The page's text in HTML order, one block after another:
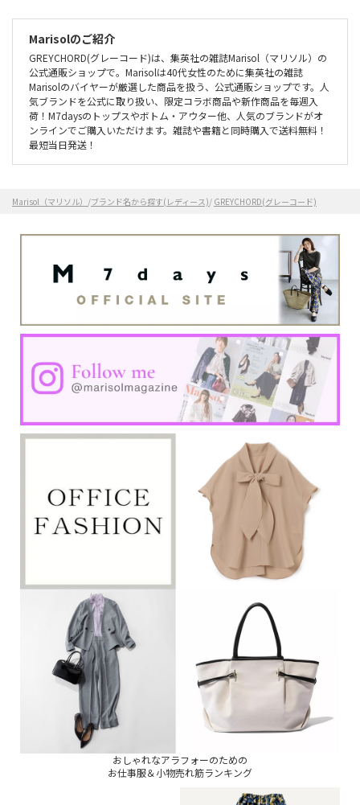
Marisolのご紹介
GREYCHORD(グレーコード)は、集英社の雑誌Marisol（マリソル）の
公式通販ショップで。Marisolは40代女性のために集英社の雑誌
Marisolのバイヤーが厳選した商品を扱う、公式通販ショップです。人
気ブランドを公式に取り扱い、限定コラボ商品や新作商品を毎週入
荷！M7daysのトップスやボトム・アウター他、人気のブランドがオ
ンラインでご購入いただけます。雑誌や書籍と同時購入で送料無料！
最短当日発送！
Marisol（マリソル） /ブランド名から探す(レディース)/ GREYCHORD(グレーコード)
おしゃれなアラフォーのための
お仕事服＆小物売れ筋ランキング